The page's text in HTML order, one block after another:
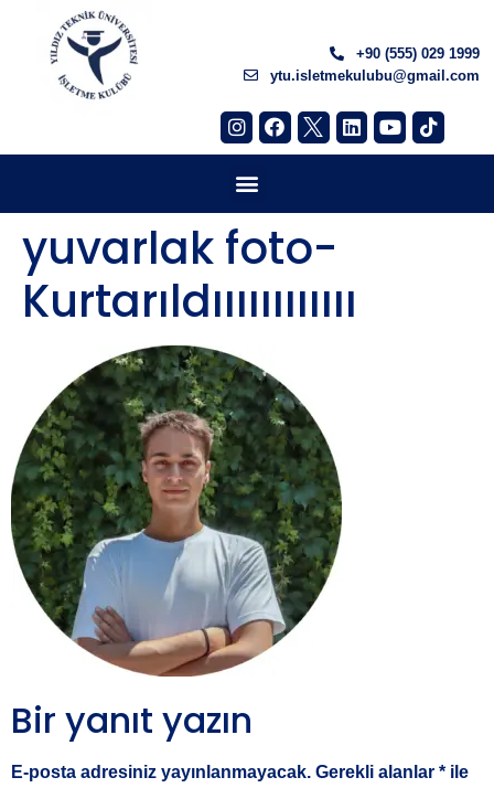
+90 (555) 029 1999
ytu.isletmekulubu@gmail.com
yuvarlak foto-
Kurtarıldıııııııııııı
Bir yanıt yazın
E-posta adresiniz yayınlanmayacak. Gerekli alanlar * ile